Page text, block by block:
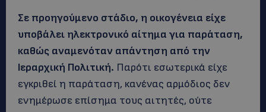
Σε προηγούμενο στάδιο, η οικογένεια είχε
υποβάλει ηλεκτρονικό αίτημα για παράταση,
καθώς αναμενόταν απάντηση από την
Ιεραρχική Πολιτική. Παρότι εσωτερικά είχε
εγκριθεί η παράταση, κανένας αρμόδιος δεν
ενημέρωσε επίσημα τους αιτητές, ούτε